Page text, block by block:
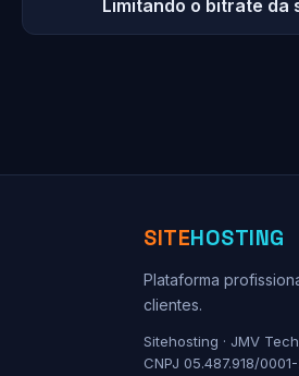
Limitando o bitrate da
SITEHOSTING
Plataforma
clientes.
Sitehosting · JMV
CNPJ 05.487.918/